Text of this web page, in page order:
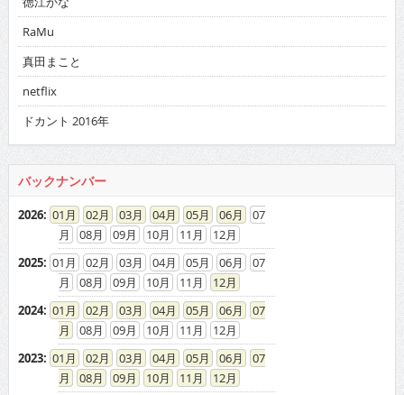
RaMu
真田まこと
netflix
ドカント 2016年
バックナンバー
2026: 01 02 03 04 05 06
07
08
09 10 11
12
2025: 01 02 03 04 05 06
07
08
09 10 11
12
2024: 01 02 03 04 05 06
07
08
09 10 11
12
2023: 01 02 03 04 05 06
07
08
09 10 11
12